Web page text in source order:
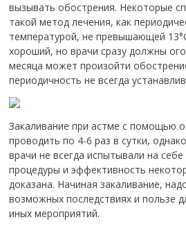
вызывать обострения. Некоторые
такой метод лечения, как
температурой, не превышающей
хороший, но врачи сразу должны
месяца может произойти
периодичность не всегда
Закаливание при астме с помощью
проводить по 4-6 раз в сутки,
врачи не всегда испытывали на
процедуры и эффективность
доказана. Начиная закаливание,
возможных последствиях и пользе
иных мероприятий.